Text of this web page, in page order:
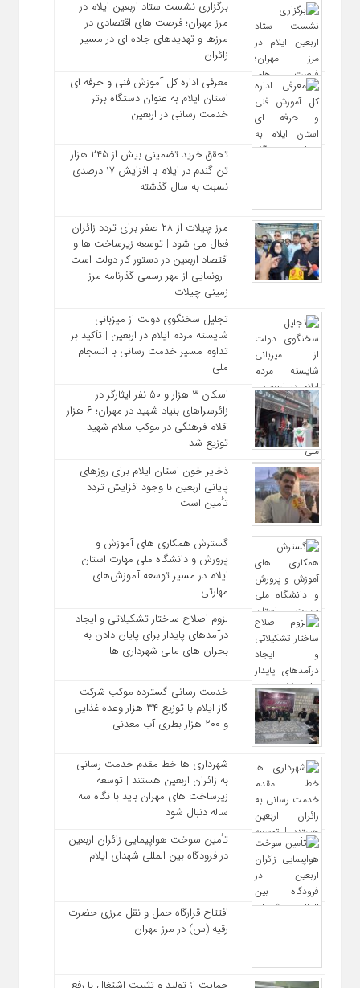
برگزاری نشست ستاد اربعین ایلام در
مرز مهران؛ فرصت‌ های اقتصادی در
مرزها و تهدیدهای جاده‌ ای در مسیر
زائران
معرفی اداره کل آموزش فنی و حرفه‌ ای
استان ایلام به‌ عنوان دستگاه برتر
خدمت‌ رسانی در اربعین
تحقق خرید تضمینی بیش از ۲۴۵ هزار
تن گندم در ایلام با افزایش ۱۷ درصدی
نسبت به سال گذشته
مرز چیلات از ۲۸ صفر برای تردد زائران
فعال می‌ شود | توسعه زیرساخت‌ ها و
اقتصاد اربعین در دستور کار دولت است
| رونمایی از مهر رسمی گذرنامه مرز
زمینی چیلات
تجلیل سخنگوی دولت از میزبانی
شایسته مردم ایلام در اربعین | تأکید بر
تداوم مسیر خدمت‌ رسانی با انسجام
ملی
اسکان ۳ هزار و ۵۰ نفر ایثارگر در
زائرسراهای بنیاد شهید در مهران؛ ۶ هزار
اقلام فرهنگی در موکب سلام شهید
توزیع شد
ذخایر خون استان ایلام برای روزهای
پایانی اربعین با وجود افزایش تردد
تأمین است
گسترش همکاری‌ های آموزش و
پرورش و دانشگاه ملی مهارت استان
ایلام در مسیر توسعه آموزش‌های
مهارتی
لزوم اصلاح ساختار تشکیلاتی و ایجاد
درآمدهای پایدار برای پایان دادن به
بحران‌ های مالی شهرداری‌ ها
خدمت رسانی گسترده موکب شرکت
گاز ایلام با توزیع ۳۴ هزار وعده غذایی
و ۲۰۰ هزار بطری آب معدنی
شهرداری‌ ها خط مقدم خدمت ‌رسانی
به زائران اربعین هستند | توسعه
زیرساخت ‌های مهران باید با نگاه سه‌
ساله دنبال شود
تأمین سوخت هواپیمایی زائران اربعین
در فرودگاه بین المللی شهدای ایلام
افتتاح قرارگاه حمل‌ و نقل مرزی حضرت
رقیه (س) در مرز مهران